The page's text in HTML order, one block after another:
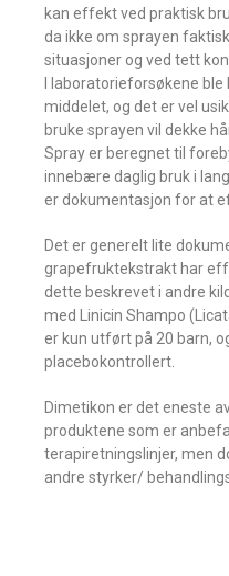
kan effekt ved praktisk
da ikke om sprayen
situasjoner og ved tett
I laboratorieforsøkene
middelet, og det er vel
bruke sprayen vil dekke
Spray er beregnet til
innebære daglig bruk i
er dokumentasjon for at
Det er generelt lite
grapefruktekstrakt har
dette beskrevet i andre
med Linicin Shampo
er kun utført på 20 barn,
placebokontrollert.
Dimetikon er det eneste
produktene som er
terapiretningslinjer, men
andre styrker/